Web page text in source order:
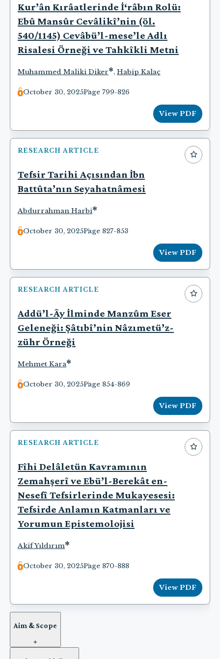
Kur’ân Kırâatlerinde İ‘râbın Rolü:
Ebû Mansûr Cevâlikî’nin (öl.
540/1145) Cevâbü’l-mese’le Adlı
Risalesi Örneği ve Tahkîkli Metni
Muhammed Maliki Diker*, Habip Kalaç
October 30, 2025Page 799-826
View PDF
RESEARCH ARTICLE
Tefsir Tarihi Açısından İbn
Battûta’nın Seyahatnâmesi
Abdurrahman Harbi*
October 30, 2025Page 827-853
View PDF
RESEARCH ARTICLE
Addü’l-Ây İlminde Manzûm Eser
Geleneği: Şâtıbî’nin Nâzımetü’z-
zühr Örneği
Mehmet Kara*
October 30, 2025Page 854-869
View PDF
RESEARCH ARTICLE
Fîhi Delâletün Kavramının
Zemahşerî ve Ebü’l-Berekât en-
Nesefî Tefsirlerinde Mukayesesi:
Tefsirde Anlamın Katmanları ve
Yorumun Epistemolojisi
Akif Yıldırım*
October 30, 2025Page 870-888
View PDF
Aim & Scope
+